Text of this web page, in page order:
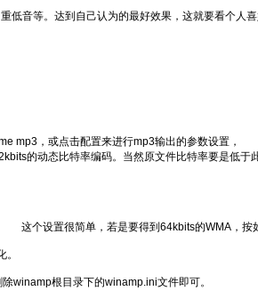
音等。达到自己认为的最好效果，这就要看个人
mp3，或点击配置来进行mp3输出的参数设置，
的动态比特率编码。当然原文件比特率要是低于
个设置很简单，若是要得到64kbits的WMA，按如
winamp根目录下的winamp.ini文件即可。